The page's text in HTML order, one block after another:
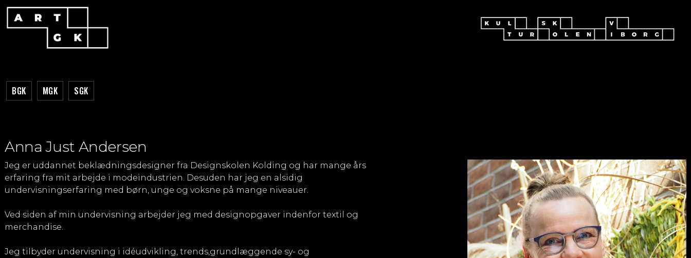
BGK MGK SGK
Anna Just Andersen
Jeg er uddannet beklædningsdesigner fra Designskolen Kolding og har mange års
erfaring fra mit arbejde i modeindustrien. Desuden har jeg en alsidig
undervisningserfaring med børn, unge og voksne på mange niveauer.
Ved siden af min undervisning arbejder jeg med designopgaver indenfor textil og
merchandise.
Jeg tilbyder undervisning i idéudvikling, trends,grundlæggende sy- og